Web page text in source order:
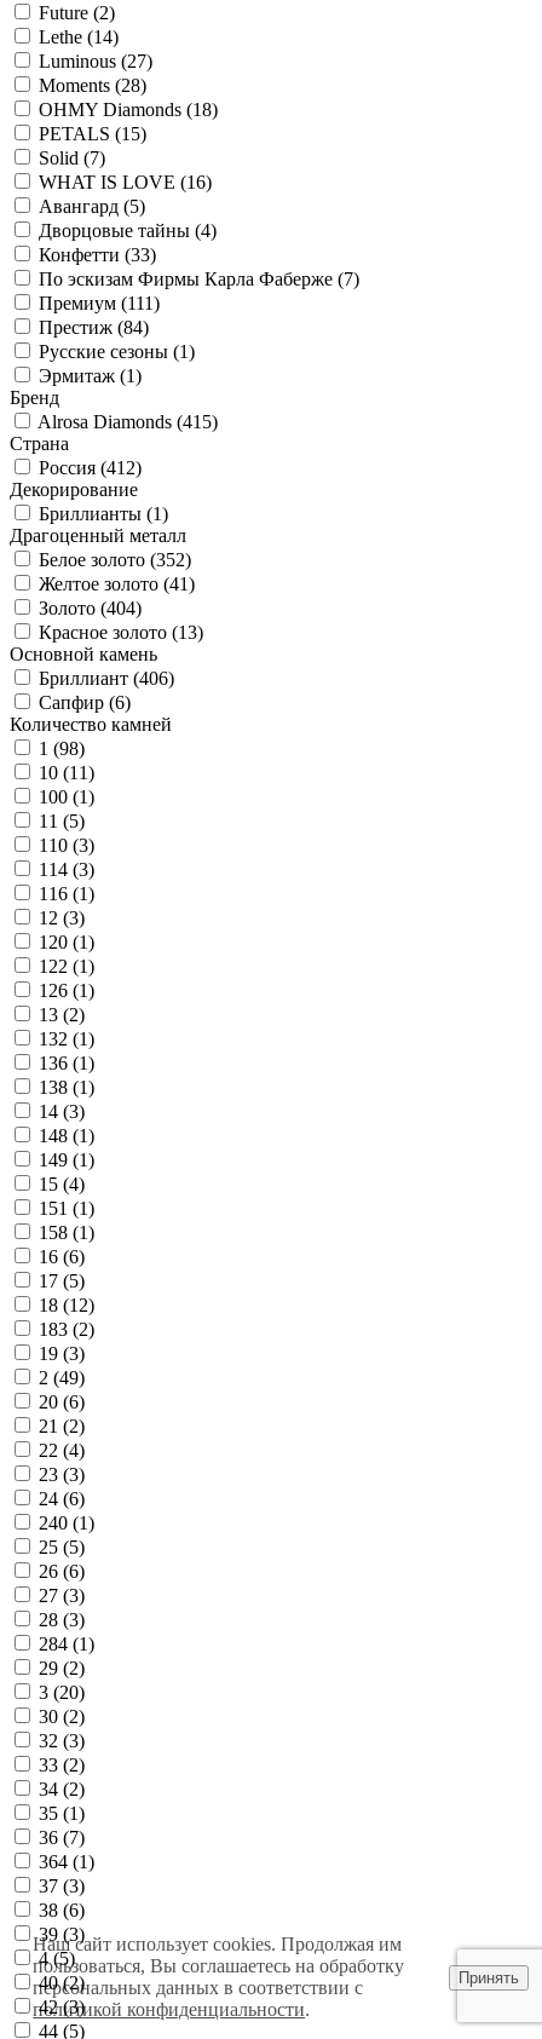
Future (2)
Lethe (14)
Luminous (27)
Moments (28)
OHMY Diamonds (18)
PETALS (15)
Solid (7)
WHAT IS LOVE (16)
Авангард (5)
Дворцовые тайны (4)
Конфетти (33)
По эскизам Фирмы Карла Фаберже (7)
Премиум (111)
Престиж (84)
Русские сезоны (1)
Эрмитаж (1)
Бренд
Alrosa Diamonds (415)
Страна
Россия (412)
Декорирование
Бриллианты (1)
Драгоценный металл
Белое золото (352)
Желтое золото (41)
Золото (404)
Красное золото (13)
Основной камень
Бриллиант (406)
Сапфир (6)
Количество камней
1 (98)
10 (11)
100 (1)
11 (5)
110 (3)
114 (3)
116 (1)
12 (3)
120 (1)
122 (1)
126 (1)
13 (2)
132 (1)
136 (1)
138 (1)
14 (3)
148 (1)
149 (1)
15 (4)
151 (1)
158 (1)
16 (6)
17 (5)
18 (12)
183 (2)
19 (3)
2 (49)
20 (6)
21 (2)
22 (4)
23 (3)
24 (6)
240 (1)
25 (5)
26 (6)
27 (3)
28 (3)
284 (1)
29 (2)
3 (20)
30 (2)
32 (3)
33 (2)
34 (2)
35 (1)
36 (7)
364 (1)
37 (3)
38 (6)
39 (3)
4 (5)
40 (2)
42 (3)
44 (5)
Наш сайт использует cookies. Продолжая им
пользоваться, Вы соглашаетесь на обработку
персональных данных в соответствии с
политикой конфиденциальности.
Принять